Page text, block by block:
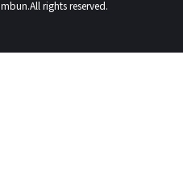
rights reserved.